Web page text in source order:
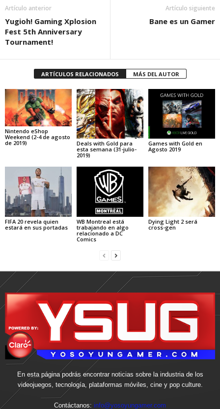
Artículo anterior
Yugioh! Gaming Xplosion
Fest 5th Anniversary
Tournament!
Artículo siguiente
Bane es un Gamer
ARTÍCULOS RELACIONADOS MÁS DEL AUTOR
Nintendo eShop
Weekend (2-4 de agosto
de 2019)
Deals with Gold para
esta semana (31-julio-
2019)
Games with Gold en
Agosto 2019
FIFA 20 revela quien
estará en sus portadas
WB Montreal está
trabajando en algo
relacionado a DC
Comics
Dying Light 2 será
cross-gen
En esta página podrás encontrar noticias sobre la industria de los
videojuegos, tecnología, plataformas móviles, cine y pop culture.
Contáctanos: info@yosoyungamer.com